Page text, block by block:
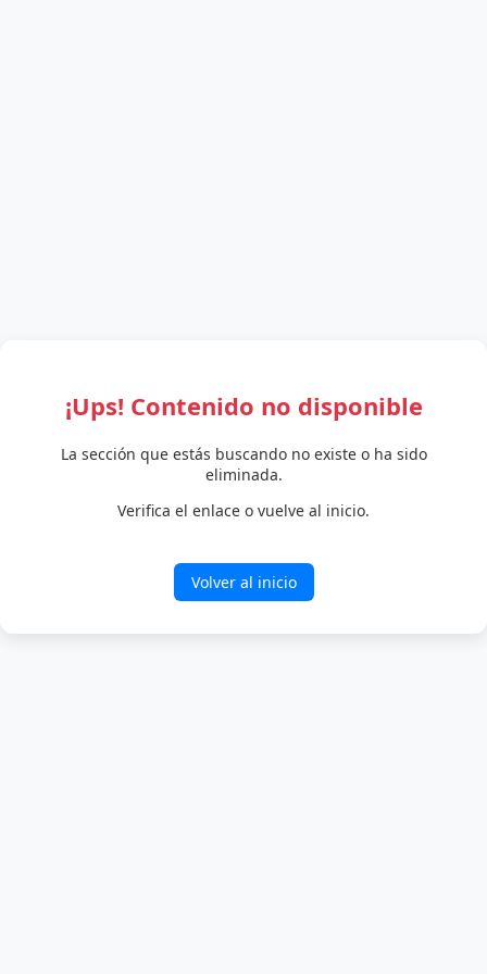
¡Ups! Contenido no disponible
La sección que estás buscando no existe o ha sido
eliminada.
Verifica el enlace o vuelve al inicio.
Volver al inicio